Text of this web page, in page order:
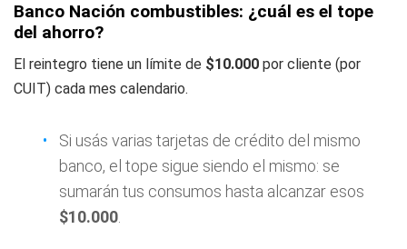
Banco Nación combustibles: ¿cuál es el tope
del ahorro?
El reintegro tiene un límite de $10.000 por cliente (por
CUIT) cada mes calendario.
Si usás varias tarjetas de crédito del mismo
banco, el tope sigue siendo el mismo: se
sumarán tus consumos hasta alcanzar esos
$10.000